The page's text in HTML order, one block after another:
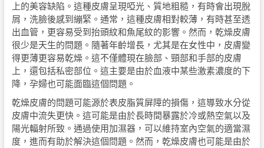
上的美容缺陷。這種皮膚呈現啞光、質地粗糙，有時會出現脫
屑，洗臉後感到繃緊。通常，這種皮膚相對較薄，有時甚至透
出血管，更容易受到抬頭紋和魚尾紋的影響。然而，乾燥皮膚
很少是天生的問題。隨著年齡增長，尤其是在女性中，皮膚變
得更薄更容易乾燥。這不僅體現在臉部、頸部和手部的皮膚
上，還包括私密部位。這主要是由於血液中某些激素濃度的下
降，孕婦也可能面臨這個問題。
乾燥皮膚的問題可能源於表皮脂質屏障的損傷，這導致水分從
皮膚中流失更快。這可能是由於長時間暴露於冷或熱空氣以及
陽光輻射所致。通過使用加濕器，可以維持室內空氣的適當濕
度，進而有助於解決這個問題。然而，乾燥皮膚也可能是由於